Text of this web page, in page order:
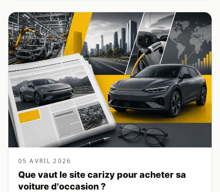
05 AVRIL 2026
Que vaut le site carizy pour acheter sa
voiture d'occasion ?